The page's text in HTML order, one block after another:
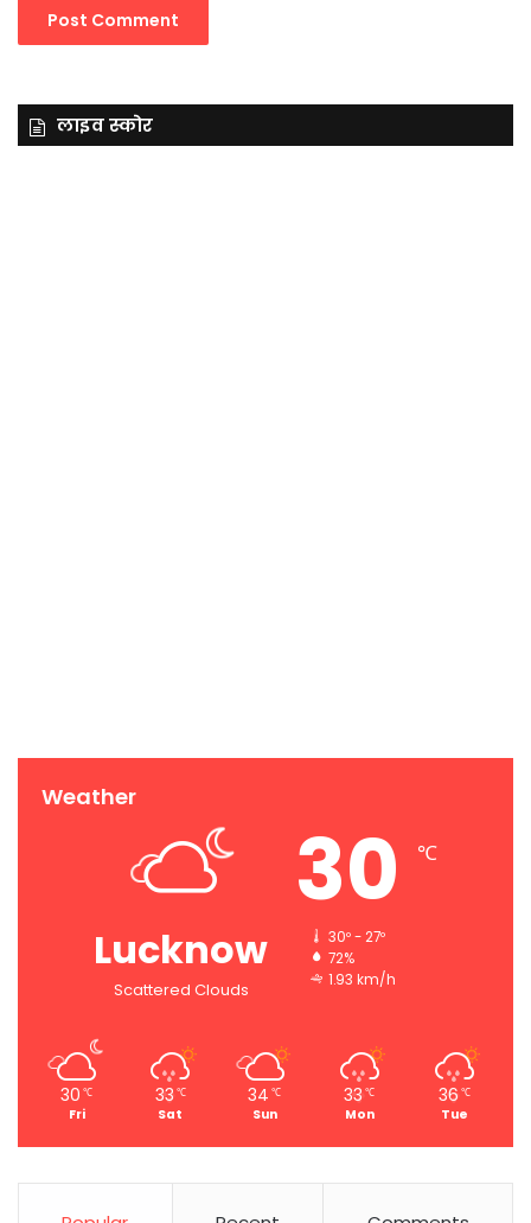
लाइव स्कोर
Weather
Lucknow
Scattered Clouds
30 ℃
30º - 27º
72%
1.93 km/h
30 ℃
Fri
33 ℃
Sat
34 ℃
Sun
33 ℃
Mon
36 ℃
Tue